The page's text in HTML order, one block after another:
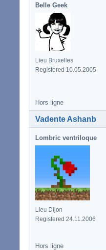
Belle Geek
Lieu Bruxelles
Registered 10.05.2005
Hors ligne
Vadente Ashanb
Lombric ventriloque
Lieu Dijon
Registered 24.11.2006
Hors ligne